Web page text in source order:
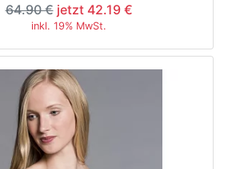
64.90 € jetzt 42.19 €
inkl. 19% MwSt.